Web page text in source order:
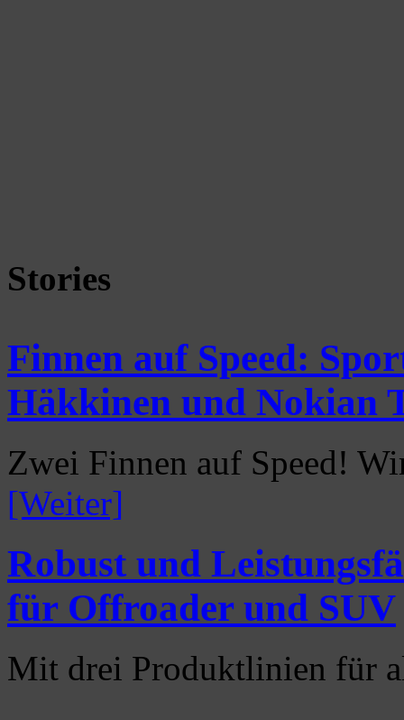
Stories
Finnen auf Speed:
Häkkinen und Nokian
Zwei Finnen auf Speed!
[Weiter]
Robust und
für Offroader und SUV
Mit drei Produktlinien für